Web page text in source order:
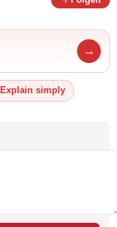
→
Explain simply